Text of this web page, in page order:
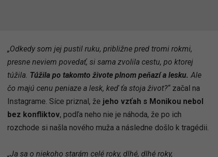
„Odkedy som jej pustil ruku, približne pred tromi rokmi,
presne neviem povedať, si sama zvolila cestu, po ktorej
túžila. Túžila po takomto živote plnom peňazí a lesku. Ale
čo majú cenu peniaze a lesk, keď ťa stoja život?“ začal na
Instagrame. Síce priznal, že jeho vzťah s Monikou nebol
bez konfliktov, podľa neho nie je náhoda, že po ich
rozchode si našla nového muža a následne došlo k tragédii.
„Ja sa o niekoho starám celé roky, dlhé, dlhé roky,